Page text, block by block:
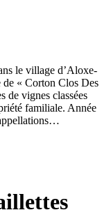
le village d’Aloxe-
de « Corton Clos Des
de vignes classées
familiale. Année